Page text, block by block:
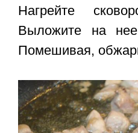
Нагрейте
Выложите на
Помешивая,